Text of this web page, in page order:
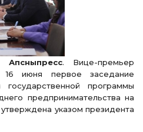
. Вице-премьер
июня первое заседание
программы
предпринимательства на
указом президента